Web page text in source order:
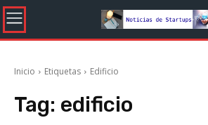
Inicio Etiquetas Edificio
Tag: edificio